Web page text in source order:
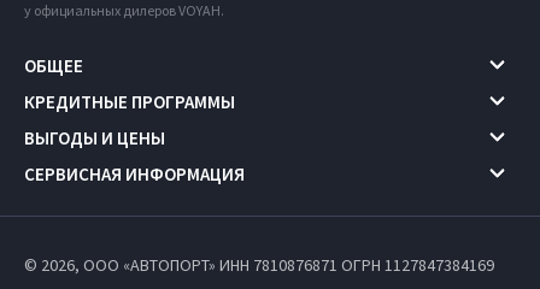
у официальных дилеров VOYAH.
ОБЩЕЕ
КРЕДИТНЫЕ ПРОГРАММЫ
ВЫГОДЫ И ЦЕНЫ
СЕРВИСНАЯ ИНФОРМАЦИЯ
© 2026, ООО «АВТОПОРТ» ИНН 7810876871 ОГРН 1127847384169